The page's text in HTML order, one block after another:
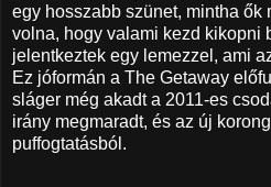
egy hosszabb szünet, mintha ők
volna, hogy valami kezd kikopni
jelentkeztek egy lemezzel, ami
Ez jóformán a The Getaway
sláger még akadt a 2011-es
irány megmaradt, és az új
puffogtatásból.